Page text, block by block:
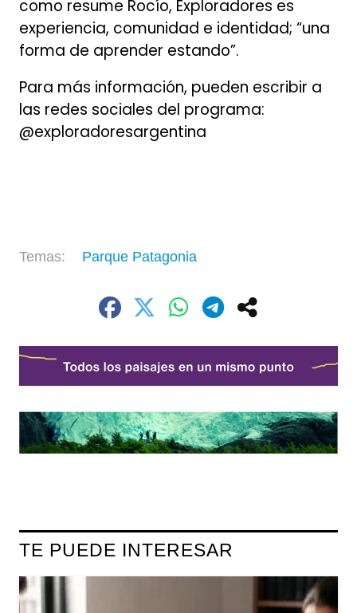
como resume Rocío, Exploradores es
experiencia, comunidad e identidad; “una
forma de aprender estando”.
Para más información, pueden escribir a
las redes sociales del programa:
@exploradoresargentina
Parque Patagonia
TE PUEDE INTERESAR